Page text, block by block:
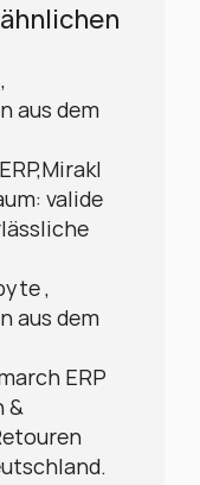
aus dem
valide
,
aus dem
ERP
&